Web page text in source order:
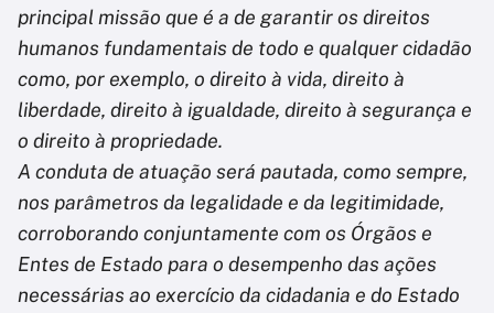
principal missão que é a de garantir os direitos
humanos fundamentais de todo e qualquer cidadão
como, por exemplo, o direito à vida, direito à
liberdade, direito à igualdade, direito à segurança e
o direito à propriedade.
A conduta de atuação será pautada, como sempre,
nos parâmetros da legalidade e da legitimidade,
corroborando conjuntamente com os Órgãos e
Entes de Estado para o desempenho das ações
necessárias ao exercício da cidadania e do Estado